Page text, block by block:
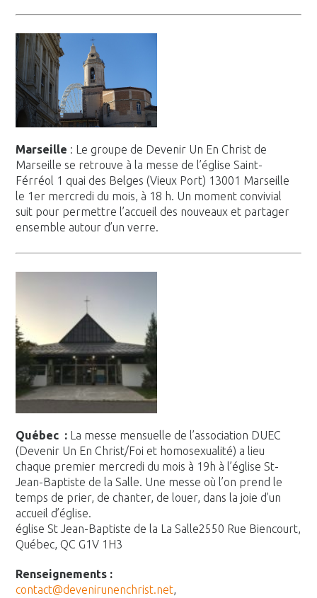
Marseille : Le groupe de Devenir Un En Christ de
Marseille se retrouve à la messe de l’église Saint-
Férréol 1 quai des Belges (Vieux Port) 13001 Marseille
le 1er mercredi du mois, à 18 h. Un moment convivial
suit pour permettre l’accueil des nouveaux et partager
ensemble autour d’un verre.
Québec : La messe mensuelle de l’association DUEC
(Devenir Un En Christ/Foi et homosexualité) a lieu
chaque premier mercredi du mois à 19h à l’église St-
Jean-Baptiste de la Salle. Une messe où l’on prend le
temps de prier, de chanter, de louer, dans la joie d’un
accueil d’église.
église St Jean-Baptiste de la La Salle2550 Rue Biencourt,
Québec, QC G1V 1H3
Renseignements :
contact@devenirunenchrist.net,